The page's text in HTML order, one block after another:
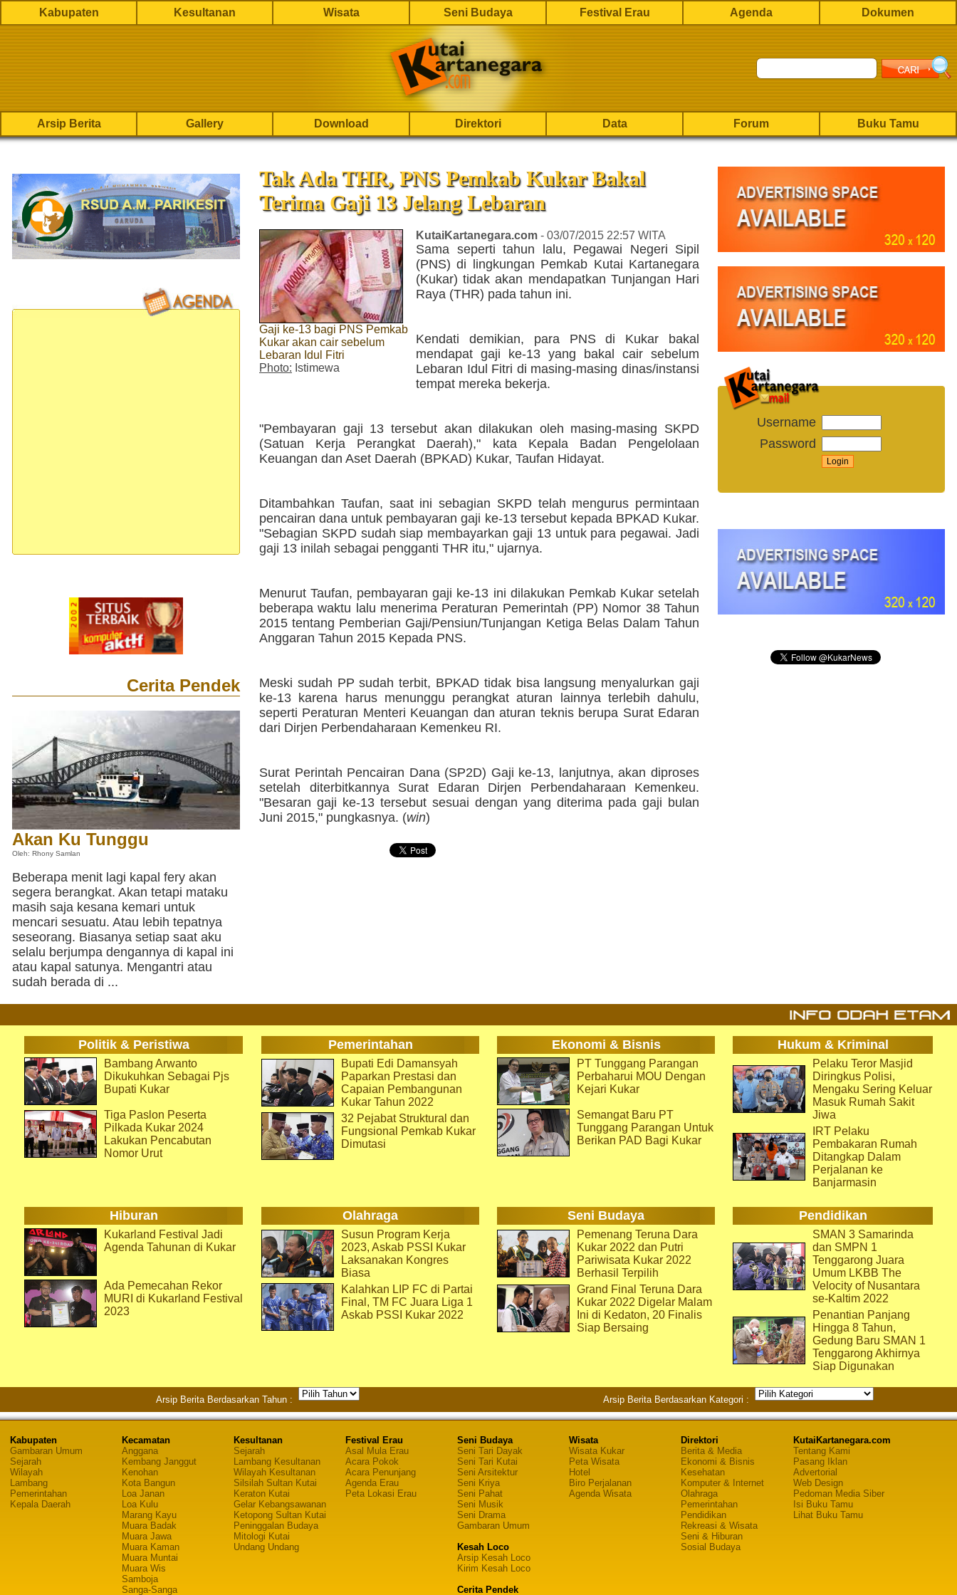
Kabupaten Kesultanan Wisata Seni Budaya Festival Erau Agenda Dokumen
Arsip Berita Gallery Download Direktori Data Forum Buku Tamu
Cerita Pendek
Akan Ku Tunggu
Oleh: Rhony Samlan
Beberapa menit lagi kapal fery akan
segera berangkat. Akan tetapi mataku
masih saja kesana kemari untuk
mencari sesuatu. Atau lebih tepatnya
seseorang. Biasanya setiap saat aku
selalu berjumpa dengannya di kapal ini
atau kapal satunya. Mengantri atau
sudah berada di ...
Tak Ada THR, PNS Pemkab Kukar Bakal
Terima Gaji 13 Jelang Lebaran
Gaji ke-13 bagi PNS Pemkab
Kukar akan cair sebelum
Lebaran Idul Fitri
Photo: Istimewa
KutaiKartanegara.com - 03/07/2015 22:57 WITA
Sama seperti tahun lalu, Pegawai Negeri Sipil
(PNS) di lingkungan Pemkab Kutai Kartanegara
(Kukar) tidak akan mendapatkan Tunjangan Hari
Raya (THR) pada tahun ini.
Kendati demikian, para PNS di Kukar bakal
mendapat gaji ke-13 yang bakal cair sebelum
Lebaran Idul Fitri di masing-masing dinas/instansi
tempat mereka bekerja.
"Pembayaran gaji 13 tersebut akan dilakukan oleh masing-masing SKPD
(Satuan Kerja Perangkat Daerah)," kata Kepala Badan Pengelolaan
Keuangan dan Aset Daerah (BPKAD) Kukar, Taufan Hidayat.
Ditambahkan Taufan, saat ini sebagian SKPD telah mengurus permintaan
pencairan dana untuk pembayaran gaji ke-13 tersebut kepada BPKAD Kukar.
"Sebagian SKPD sudah siap membayarkan gaji 13 untuk para pegawai. Jadi
gaji 13 inilah sebagai pengganti THR itu," ujarnya.
Menurut Taufan, pembayaran gaji ke-13 ini dilakukan Pemkab Kukar setelah
beberapa waktu lalu menerima Peraturan Pemerintah (PP) Nomor 38 Tahun
2015 tentang Pemberian Gaji/Pensiun/Tunjangan Ketiga Belas Dalam Tahun
Anggaran Tahun 2015 Kepada PNS.
Meski sudah PP sudah terbit, BPKAD tidak bisa langsung menyalurkan gaji
ke-13 karena harus menunggu perangkat aturan lainnya terlebih dahulu,
seperti Peraturan Menteri Keuangan dan aturan teknis berupa Surat Edaran
dari Dirjen Perbendaharaan Kemenkeu RI.
Surat Perintah Pencairan Dana (SP2D) Gaji ke-13, lanjutnya, akan diproses
setelah diterbitkannya Surat Edaran Dirjen Perbendaharaan Kemenkeu.
"Besaran gaji ke-13 tersebut sesuai dengan yang diterima pada gaji bulan
Juni 2015," pungkasnya. (win)
Username
Password
Politik & Peristiwa Pemerintahan Ekonomi & Bisnis Hukum & Kriminal
Bambang Arwanto
Dikukuhkan Sebagai Pjs
Bupati Kukar
Tiga Paslon Peserta
Pilkada Kukar 2024
Lakukan Pencabutan
Nomor Urut
Bupati Edi Damansyah
Paparkan Prestasi dan
Capaian Pembangunan
Kukar Tahun 2022
32 Pejabat Struktural dan
Fungsional Pemkab Kukar
Dimutasi
PT Tunggang Parangan
Perbaharui MOU Dengan
Kejari Kukar
Semangat Baru PT
Tunggang Parangan Untuk
Berikan PAD Bagi Kukar
Pelaku Teror Masjid
Diringkus Polisi,
Mengaku Sering Keluar
Masuk Rumah Sakit
Jiwa
IRT Pelaku
Pembakaran Rumah
Ditangkap Dalam
Perjalanan ke
Banjarmasin
Hiburan Olahraga Seni Budaya Pendidikan
Kukarland Festival Jadi
Agenda Tahunan di Kukar
Ada Pemecahan Rekor
MURI di Kukarland Festival
2023
Susun Program Kerja
2023, Askab PSSI Kukar
Laksanakan Kongres
Biasa
Kalahkan LIP FC di Partai
Final, TM FC Juara Liga 1
Askab PSSI Kukar 2022
Pemenang Teruna Dara
Kukar 2022 dan Putri
Pariwisata Kukar 2022
Berhasil Terpilih
Grand Final Teruna Dara
Kukar 2022 Digelar Malam
Ini di Kedaton, 20 Finalis
Siap Bersaing
SMAN 3 Samarinda
dan SMPN 1
Tenggarong Juara
Umum LKBB The
Velocity of Nusantara
se-Kaltim 2022
Penantian Panjang
Hingga 8 Tahun,
Gedung Baru SMAN 1
Tenggarong Akhirnya
Siap Digunakan
Arsip Berita Berdasarkan Tahun : Arsip Berita Berdasarkan Kategori :
Kabupaten
Gambaran Umum
Sejarah
Wilayah
Lambang
Pemerintahan
Kepala Daerah
Kecamatan
Anggana
Kembang Janggut
Kenohan
Kota Bangun
Loa Janan
Loa Kulu
Marang Kayu
Muara Badak
Muara Jawa
Muara Kaman
Muara Muntai
Muara Wis
Samboja
Sanga-Sanga
Kesultanan
Sejarah
Lambang Kesultanan
Wilayah Kesultanan
Silsilah Sultan Kutai
Keraton Kutai
Gelar Kebangsawanan
Ketopong Sultan Kutai
Peninggalan Budaya
Mitologi Kutai
Undang Undang
Festival Erau
Asal Mula Erau
Acara Pokok
Acara Penunjang
Agenda Erau
Peta Lokasi Erau
Seni Budaya
Seni Tari Dayak
Seni Tari Kutai
Seni Arsitektur
Seni Kriya
Seni Pahat
Seni Musik
Seni Drama
Gambaran Umum
Kesah Loco
Arsip Kesah Loco
Kirim Kesah Loco
Cerita Pendek
Wisata
Wisata Kukar
Peta Wisata
Hotel
Biro Perjalanan
Agenda Wisata
Direktori
Berita & Media
Ekonomi & Bisnis
Kesehatan
Komputer & Internet
Olahraga
Pemerintahan
Pendidikan
Rekreasi & Wisata
Seni & Hiburan
Sosial Budaya
KutaiKartanegara.com
Tentang Kami
Pasang Iklan
Advertorial
Web Design
Pedoman Media Siber
Isi Buku Tamu
Lihat Buku Tamu